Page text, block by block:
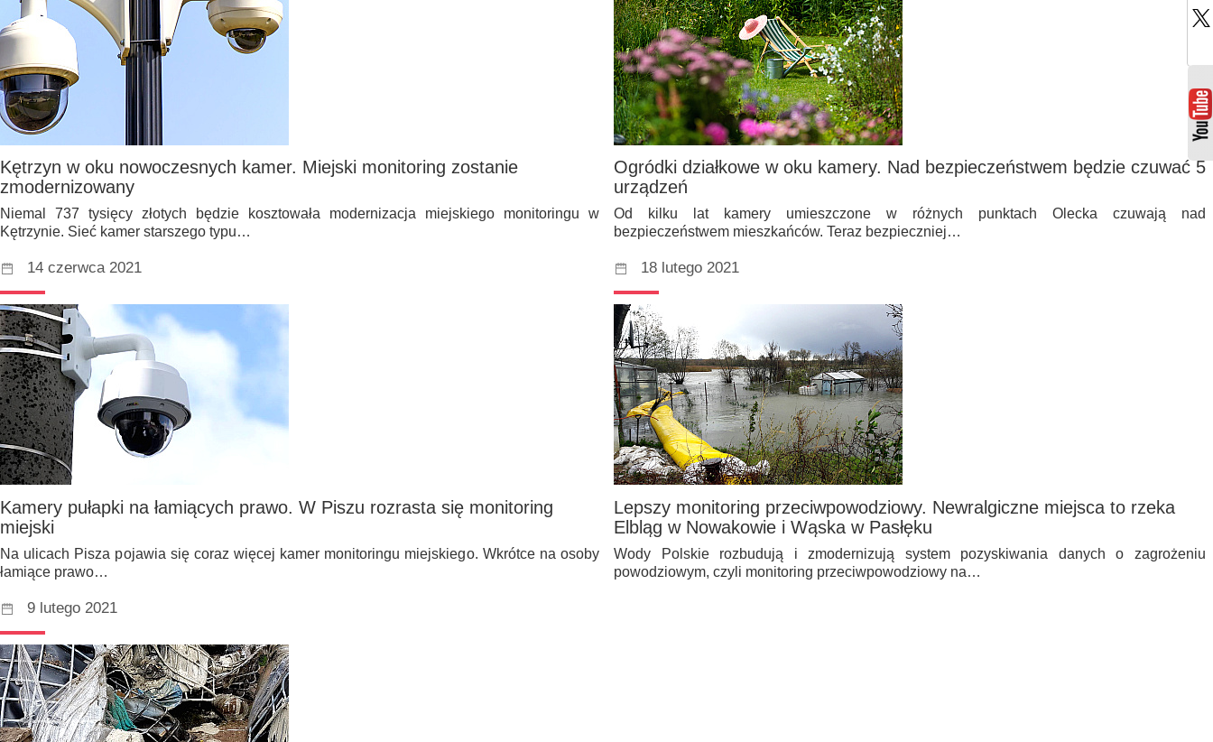
Kętrzyn w oku nowoczesnych kamer. Miejski monitoring zostanie
zmodernizowany
Niemal 737 tysięcy złotych będzie kosztowała modernizacja miejskiego monitoringu w
Kętrzynie. Sieć kamer starszego typu…
Ogródki działkowe w oku kamery. Nad bezpieczeństwem będzie czuwać 5
urządzeń
Od kilku lat kamery umieszczone w różnych punktach Olecka czuwają nad
bezpieczeństwem mieszkańców. Teraz bezpieczniej…
14 czerwca 2021
Kamery pułapki na łamiących prawo. W Piszu rozrasta się monitoring
miejski
Na ulicach Pisza pojawia się coraz więcej kamer monitoringu miejskiego. Wkrótce na osoby
łamiące prawo…
18 lutego 2021
Lepszy monitoring przeciwpowodziowy. Newralgiczne miejsca to rzeka
Elbląg w Nowakowie i Wąska w Pasłęku
Wody Polskie rozbudują i zmodernizują system pozyskiwania danych o zagrożeniu
powodziowym, czyli monitoring przeciwpowodziowy na…
9 lutego 2021